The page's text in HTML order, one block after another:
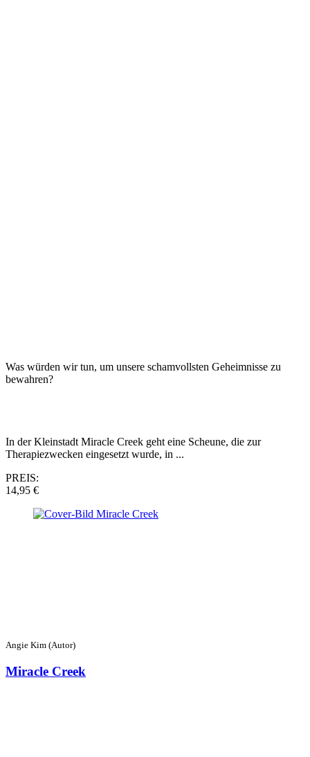
Was würden wir tun, um unsere schamvollsten Geheimnisse zu
bewahren?
In der Kleinstadt Miracle Creek geht eine Scheune, die zur
Therapiezwecken eingesetzt wurde, in ...
PREIS:
14,95 €
Angie Kim (Autor)
Miracle Creek